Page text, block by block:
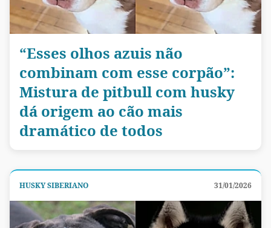
“Esses olhos azuis não
combinam com esse corpão”:
Mistura de pitbull com husky
dá origem ao cão mais
dramático de todos
HUSKY SIBERIANO 31/01/2026